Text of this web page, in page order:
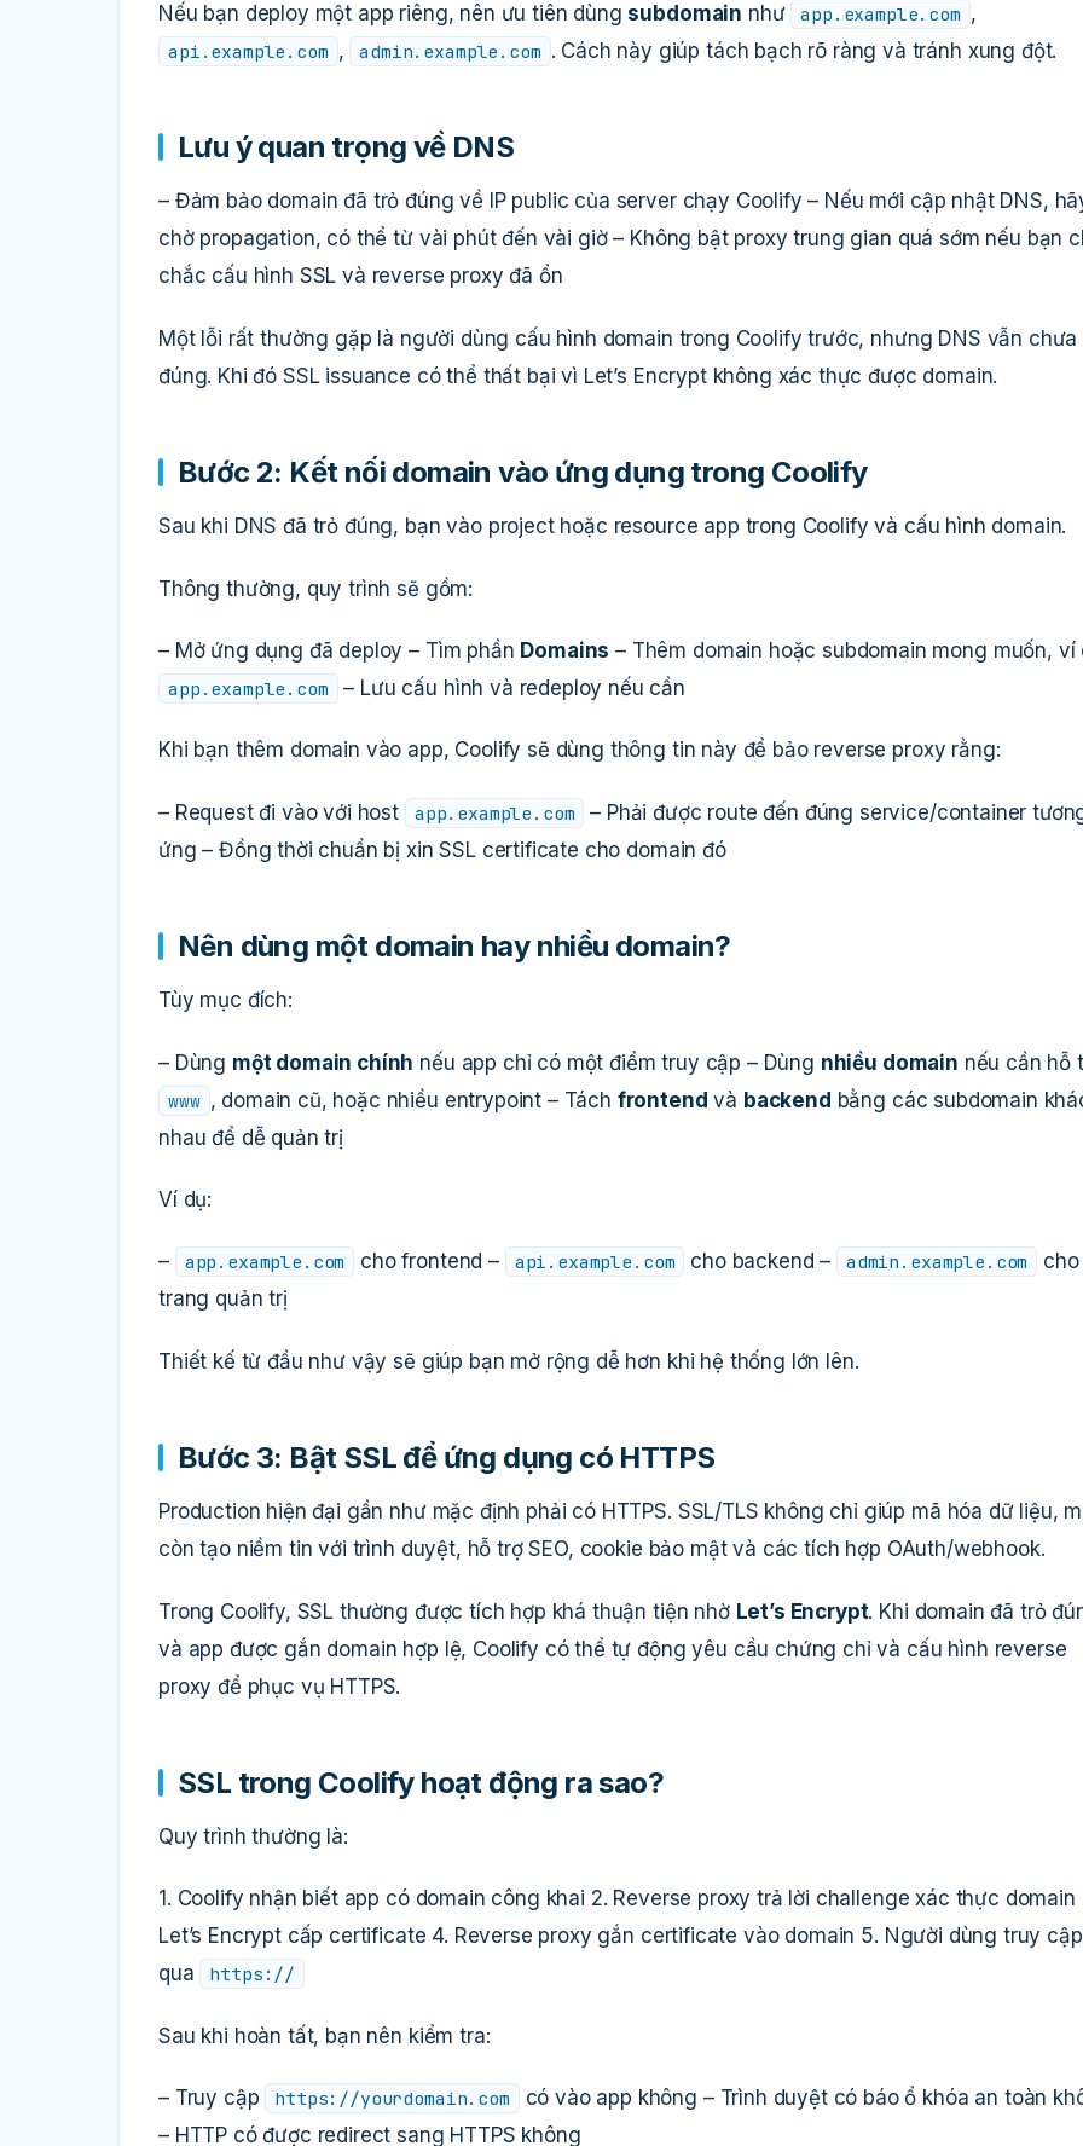
Nếu bạn deploy một app riêng, nên ưu tiên dùngsubdomain như app.example.com ,
api.example.com , admin.example.com . Cách này giúp tách bạch rõ ràng và tránh xung đột.
Lưu ý quan trọng về DNS
– Đảm bảo domain đã trỏ đúng về IP public của server chạy Coolify – Nếu mới cập nhật DNS,
chờ propagation, có thể từ vài phút đến vài giờ – Không bật proxy trung gian quá sớm nếu bạn
chắc cấu hình SSL và reverse proxy đã ổn
Một lỗi rất thường gặp là người dùng cấu hình domain trong Coolify trước, nhưng DNS vẫn chưa
đúng. Khi đó SSL issuance có thể thất bại vì Let’s Encrypt không xác thực được domain.
Bước 2: Kết nối domain vào ứng dụng trong Coolify
Sau khi DNS đã trỏ đúng, bạn vào project hoặc resource app trong Coolify và cấu hình domain.
Thông thường, quy trình sẽ gồm:
– Mở ứng dụng đã deploy – Tìm phần Domains – Thêm domain hoặc subdomain mong muốn, ví
app.example.com – Lưu cấu hình và redeploy nếu cần
Khi bạn thêm domain vào app, Coolify sẽ dùng thông tin này để bảo reverse proxy rằng:
– Request đi vào với host app.example.com
– Phải được route đến đúng service/container
ứng – Đồng thời chuẩn bị xin SSL certificate cho domain đó
Nên dùng một domain hay nhiều domain?
Tùy mục đích:
– Dùng một domain chính nếu app chỉ có một điểm truy cập – Dùng nhiều domain nếu cần hỗ
www , domain cũ, hoặc nhiều entrypoint – Tách frontend và backend bằng các subdomain
nhau để dễ quản trị
Ví dụ:
– app.example.com cho frontend – api.example.com cho backend – admin.example.com
cho
trang quản trị
Thiết kế từ đầu như vậy sẽ giúp bạn mở rộng dễ hơn khi hệ thống lớn lên.
Bước 3: Bật SSL để ứng dụng có HTTPS
Production hiện đại gần như mặc định phải có HTTPS. SSL/TLS không chỉ giúp mã hóa dữ liệu,
còn tạo niềm tin với trình duyệt, hỗ trợ SEO, cookie bảo mật và các tích hợp OAuth/webhook.
Trong Coolify, SSL thường được tích hợp khá thuận tiện nhờ Let’s Encrypt. Khi domain đã trỏ
và app được gắn domain hợp lệ, Coolify có thể tự động yêu cầu chứng chỉ và cấu hình reverse
proxy để phục vụ HTTPS.
SSL trong Coolify hoạt động ra sao?
Quy trình thường là:
1. Coolify nhận biết app có domain công khai 2. Reverse proxy trả lời challenge xác thực domain
Let’s Encrypt cấp certificate 4. Reverse proxy gắn certificate vào domain 5. Người dùng truy cập
qua
https://
Sau khi hoàn tất, bạn nên kiểm tra:
– Truy cập https://yourdomain.com
có vào app không – Trình duyệt có báo ổ khóa an toàn
– HTTP có được redirect sang HTTPS không